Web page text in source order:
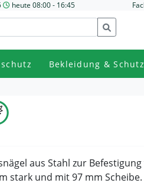
heute 08:00 - 16:45
Bekleidung & Schutz
aus Stahl zur
stark und mit 97 mm Scheibe.